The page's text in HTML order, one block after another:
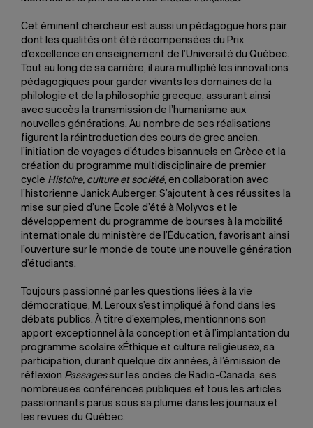
Cet éminent chercheur est aussi un pédagogue hors pair
dont les qualités ont été récompensées du Prix
d’excellence en enseignement de l’Université du Québec.
Tout au long de sa carrière, il aura multiplié les innovations
pédagogiques pour garder vivants les domaines de la
philologie et de la philosophie grecque, assurant ainsi
avec succès la transmission de l’humanisme aux
nouvelles générations. Au nombre de ses réalisations
figurent la réintroduction des cours de grec ancien,
l’initiation de voyages d’études bisannuels en Grèce et la
création du programme multidisciplinaire de premier
cycle Histoire, culture et société, en collaboration avec
l’historienne Janick Auberger. S’ajoutent à ces réussites la
mise sur pied d’une École d’été à Molyvos et le
développement du programme de bourses à la mobilité
internationale du ministère de l’Éducation, favorisant ainsi
l’ouverture sur le monde de toute une nouvelle génération
d’étudiants.
Toujours passionné par les questions liées à la vie
démocratique, M. Leroux s’est impliqué à fond dans les
débats publics. À titre d’exemples, mentionnons son
apport exceptionnel à la conception et à l’implantation du
programme scolaire «Éthique et culture religieuse», sa
participation, durant quelque dix années, à l’émission de
réflexion Passagessur les ondes de Radio-Canada, ses
nombreuses conférences publiques et tous les articles
passionnants parus sous sa plume dans les journaux et
les revues du Québec.